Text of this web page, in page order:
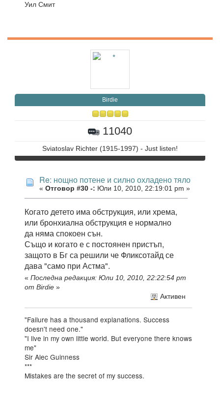
Уил Смит
Birdie
11040
Sviatoslav Richter (1915-1997) - Just listen!
Re: нощно потене и силно охладено тяло
« Отговор #30 -: Юли 10, 2010, 22:19:01 pm »
Когато детето има обструкция, или хрема,
или бронхиална обструкция е нормално
да няма спокоен сън.
Също и когато е с постоянен пристъп,
защото в Бг са решили че Фликсотайд се
дава "само при Астма".
« Последна редакция: Юли 10, 2010, 22:22:54 pm
от Birdie »
Активен
"Failure has a thousand explanations. Success
doesn't need one."
"I live in my own little world. But everyone there knows
me"
Sir Alec Guinness
***
Mistakes are the secret of my success.